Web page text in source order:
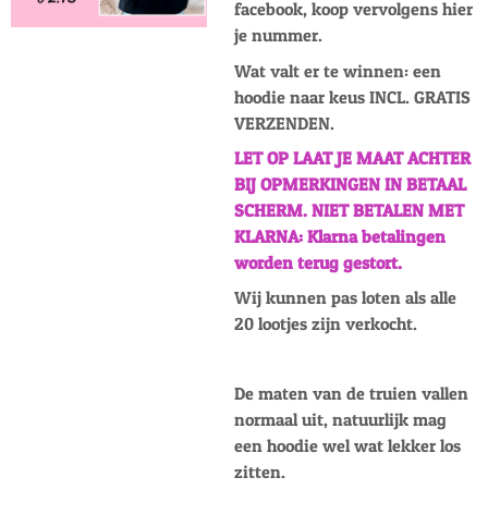
facebook, koop vervolgens hier
je nummer.
Wat valt er te winnen: een
hoodie naar keus INCL. GRATIS
VERZENDEN.
LET OP LAAT JE MAAT ACHTER
BIJ OPMERKINGEN IN BETAAL
SCHERM. NIET BETALEN MET
KLARNA: Klarna betalingen
worden terug gestort.
Wij kunnen pas loten als alle
20 lootjes zijn verkocht.
De maten van de truien vallen
normaal uit, natuurlijk mag
een hoodie wel wat lekker los
zitten.